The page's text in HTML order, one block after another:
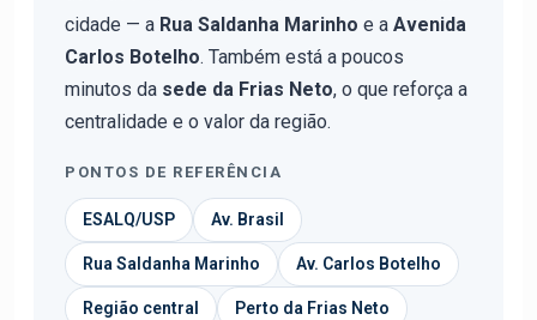
cidade — a Rua Saldanha Marinho e a Avenida
Carlos Botelho. Também está a poucos
minutos da sede da Frias Neto, o que reforça a
centralidade e o valor da região.
PONTOS DE REFERÊNCIA
ESALQ/USP Av. Brasil
Rua Saldanha Marinho Av. Carlos Botelho
Região central Perto da Frias Neto